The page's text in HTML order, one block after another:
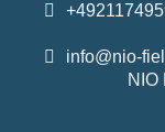
info@nio-
NIO